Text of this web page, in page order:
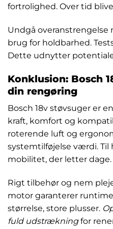
fortrolighed. Over tid
Undgå overanstrengelse
brug for holdbarhed.
Dette udnytter
Konklusion: Bosch
din rengøring
Bosch 18v støvsuger er
kraft, komfort og
roterende luft og
systemtilføjelse værdi. Til
mobilitet, der letter dage.
Rigt tilbehør og nem
motor garanterer
størrelse, store plusser.
fuld udstrækningfor